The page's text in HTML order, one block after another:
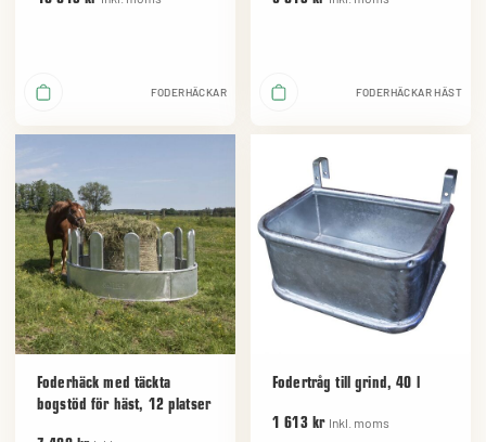
FODERHÄCKAR FODERHÄCKAR HÄST
Foderhäck med täckta
bogstöd för häst, 12 platser
Fodertråg till grind, 40 l
1 613 kr Inkl. moms